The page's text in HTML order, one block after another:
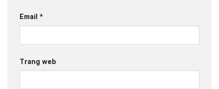
Email *
Trang web